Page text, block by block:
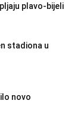
plavo-bijeli
stadiona u
novo